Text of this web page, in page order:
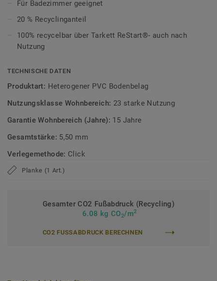
ultramatte Optik und schützt zuverlässig vor Kratzern,
Zirkulär gedacht
anerkannten Standards.
>> Erfahren Sie mehr über Tarkett Klick Vinyl.
Für Badezimmer geeignet
20 % Recyclinganteil
100% recycelbar über Tarkett ReStart®- auch nach
Nutzung
TECHNISCHE DATEN
Produktart: Heterogener PVC Bodenbelag
Nutzungsklasse Wohnbereich: 23 starke Nutzung
Garantie Wohnbereich (Jahre): 15 Jahre
Gesamtstärke: 5,50 mm
Verlegemethode: Click
Planke (1 Art.)
Gesamter CO2 Fußabdruck (Recycling)
6.08 kg CO2/m2
CO2 FUSSABDRUCK BERECHNEN